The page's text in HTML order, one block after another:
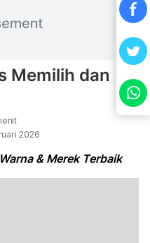
Memilih dan
2026
& Merek Terbaik